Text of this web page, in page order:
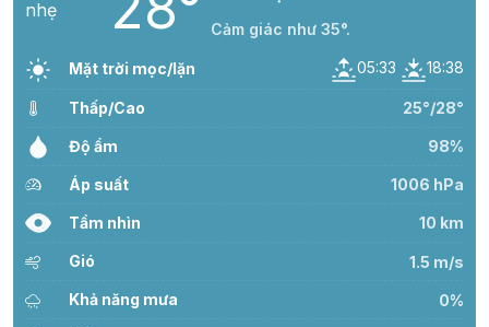
Cảm giác như 35°.
Mặt trời mọc/lặn 05:33 18:38
Thấp/Cao 25°/28°
Độ ẩm 98%
Áp suất 1006 hPa
Tầm nhìn 10 km
Gió 1.5 m/s
Khả năng mưa 0%